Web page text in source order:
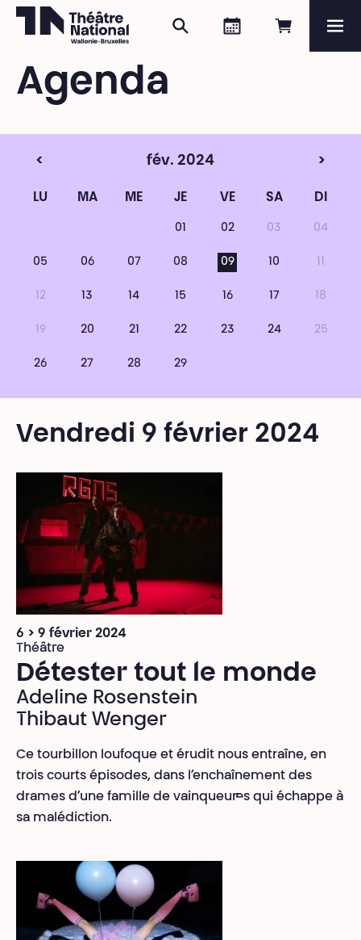
Réserver
Agenda
Rechercher
Agenda
< fév. 2024 >
LU MA ME JE VE SA DI
01 02 03 04
05 06 07 08 09 10 11
12 13 14 15 16 17 18
19 20 21 22 23 24 25
26 27 28 29
Vendredi 9 février 2024
6 > 9 février 2024
Théâtre
Détester tout le monde
Adeline Rosenstein
Thibaut Wenger
Ce tourbillon loufoque et érudit nous entraîne, en
trois courts épisodes, dans l’enchaînement des
drames d’une famille de vainqueur·es qui échappe à
sa malédiction.